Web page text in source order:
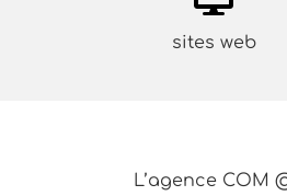
sites web
L’agence COM